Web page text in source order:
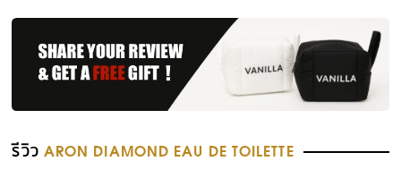
รีวิว ARON DIAMOND EAU DE TOILETTE